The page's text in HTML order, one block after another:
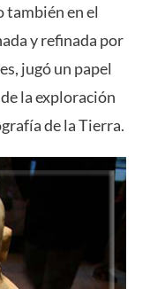
también en el
y refinada por
jugó un papel
la exploración
de la Tierra.